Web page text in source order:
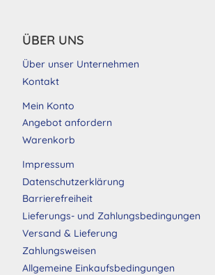
ÜBER UNS
Über unser Unternehmen
Kontakt
Mein Konto
Angebot anfordern
Warenkorb
Impressum
Datenschutzerklärung
Barrierefreiheit
Lieferungs- und Zahlungsbedingungen
Versand & Lieferung
Zahlungsweisen
Allgemeine Einkaufsbedingungen